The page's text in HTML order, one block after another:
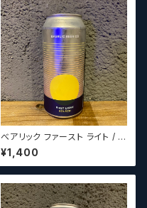
べアリック ファースト ライト / B
aerlic First Light【クラフトビ
ールシザーズ】
¥1,400